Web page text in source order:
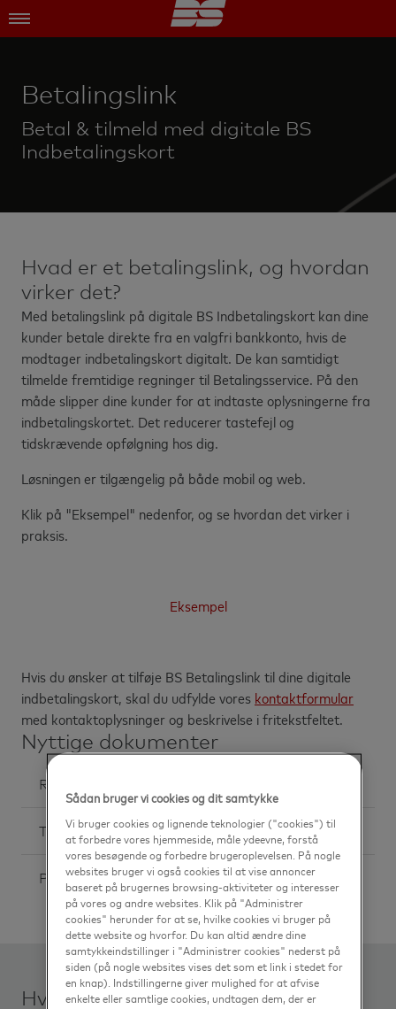
Betalingslink
Betal & tilmeld med digitale BS
Indbetalingskort
Hvad er et betalingslink, og hvordan
virker det?
Med betalingslink på digitale BS Indbetalingskort kan dine
kunder betale direkte fra en valgfri bankkonto, hvis de
modtager indbetalingskort digitalt. De kan samtidigt
tilmelde fremtidige regninger til Betalingsservice. På den
måde slipper dine kunder for at indtaste oplysningerne fra
indbetalingskortet. Det reducerer tastefejl og
tidskrævende opfølgning hos dig.
Løsningen er tilgængelig på både mobil og web.
Klik på "Eksempel" nedenfor, og se hvordan det virker i
praksis.
Eksempel
Hvis du ønsker at tilføje BS Betalingslink til dine digitale
indbetalingskort, skal du udfylde vores kontaktformular
med kontaktoplysninger og beskrivelse i fritekstfeltet.
Nyttige dokumenter
Regler & Vejledninger
Tilføj betalingslink
Priser
Hvad kræver det?
Sådan bruger vi cookies og dit samtykke
Vi bruger cookies og lignende teknologier ("cookies") til
at forbedre vores hjemmeside, måle ydeevne, forstå
vores besøgende og forbedre brugeroplevelsen. På nogle
websites bruger vi også cookies til at vise annoncer
baseret på brugernes browsing-aktiviteter og interesser
på vores og andre websites. Klik på "Administrer
cookies" herunder for at se, hvilke cookies vi bruger på
dette website og hvorfor. Du kan altid ændre dine
samtykkeindstillinger i "Administrer cookies" nederst på
siden (på nogle websites vises det som et link i stedet for
en knap). Indstillingerne giver mulighed for at afvise
enkelte eller samtlige cookies, undtagen dem, der er